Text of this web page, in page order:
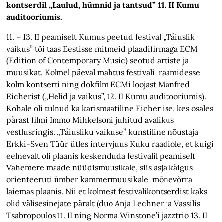
kontserdil „Laulud, hümnid ja tantsud” 11. II Kumu
auditooriumis.
11. – 13. II peamiselt Kumus peetud festival „Täiuslik
vaikus” tõi taas Eestisse mitmeid plaadifirmaga ECM
(Edition of Contemporary Music) seotud artiste ja
muusikat. Kolmel päeval mahtus festivali raamidesse
kolm kontserti ning dokfilm ECMi loojast Manfred
Eicherist („Helid ja vaikus”, 12. II Kumu auditooriumis).
Kohale oli tulnud ka karismaatiline Eicher ise, kes osales
pärast filmi Immo Mihkelsoni juhitud avalikus
vestlusringis. „Täiusliku vaikuse” kunstiline nõustaja
Erkki-Sven Tüür ütles intervjuus Kuku raadiole, et kuigi
eelnevalt oli plaanis keskenduda festivalil peamiselt
Vahemere maade nüüdismuusikale, siis asja käigus
orienteeruti ümber kammermuusikale mõnevõrra
laiemas plaanis. Nii et kolmest festivalikontserdist kaks
olid välisesinejate päralt (duo Anja Lechner ja Vassilis
Tsabropoulos 11. II ning Norma Winstone’i jazztrio 13. II